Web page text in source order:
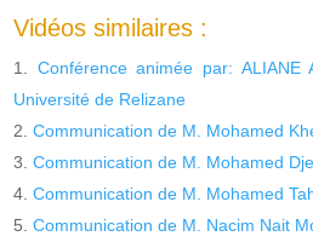
Vidéos similaires :
Conférence animée par: ALIANE
Université de Relizane
Communication de M. Mohamed
Communication de M. Mohamed
Communication de M. Mohamed
Communication de M. Nacim Nait